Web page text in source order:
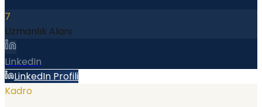
7
Uzmanlık Alanı
LinkedIn
LinkedIn Profili
Kadro